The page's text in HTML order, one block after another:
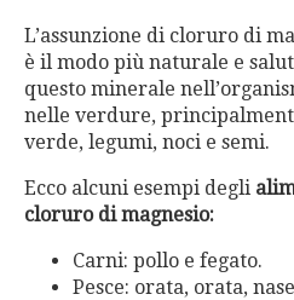
L’assunzione di cloruro di
è il modo più naturale e
questo minerale
nelle verdure,
verde, legumi, noci e semi.
Ecco alcuni esempi degli
cloruro di magnesio:
Carni: pollo e fegato.
Pesce: orata, orata,